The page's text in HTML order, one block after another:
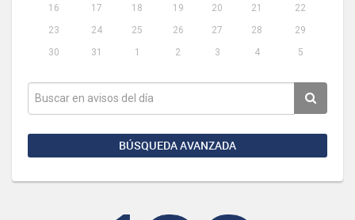
16
17 18 19 20 21
22
23
24 25 26 27 28
29
30
31 1 2 3 4 5
BÚSQUEDA AVANZADA